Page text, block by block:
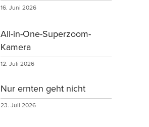
16. Juni 2026
All-in-One-Superzoom-
Kamera
12. Juli 2026
Nur ernten geht nicht
23. Juli 2026